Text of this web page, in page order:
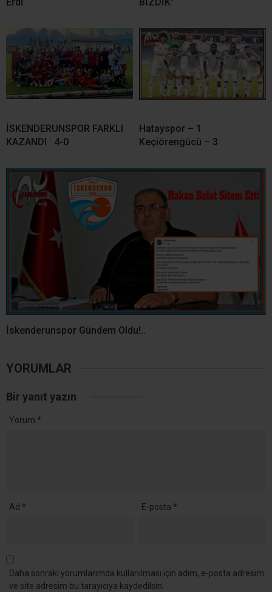
İSKENDERUNSPOR FARKLI
KAZANDI : 4-0
Hatayspor – 1
Keçiörengücü – 3
İskenderunspor Gündem Oldu!..
YORUMLAR
Bir yanıt yazın
Yorum *
Ad * E-posta *
Daha sonraki yorumlarımda kullanılması için adım, e-posta adresim
ve site adresim bu tarayıcıya kaydedilsin.